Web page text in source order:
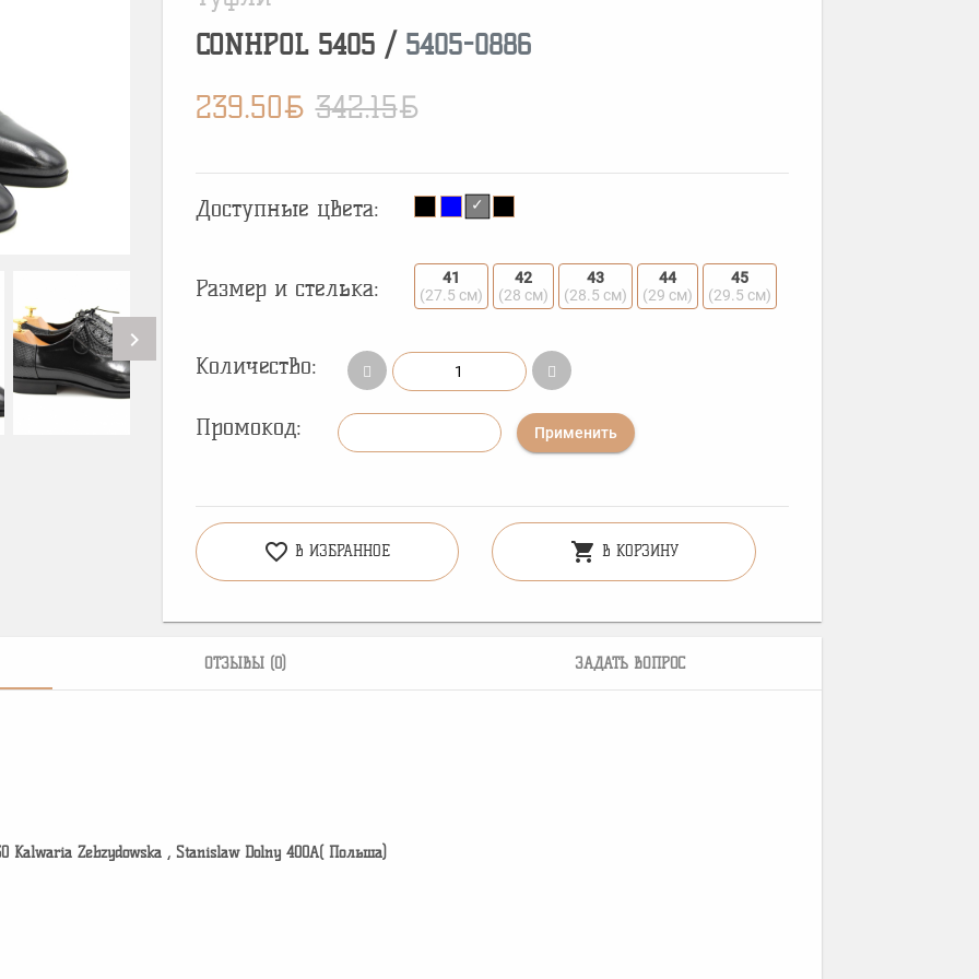
chevron_right
CONHPOL 5405/ 5405-0886
239.50BYN 342.15BYN
Доступные цвета:
Размер и стелька:
41
(27.5 см)
42
(28 см)
43
(28.5 см)
44
(29 см)
45
(29.5 см)
Количество:
Промокод: Применить
favorite_border В ИЗБРАННОЕ shopping_cart В КОРЗИНУ
ОТЗЫВЫ (0) ЗАДАТЬ ВОПРОС
Kalwaria Zebzydowska , Stanislaw Dolny 400A( Польша)